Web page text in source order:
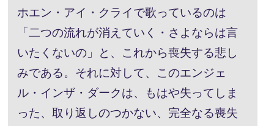
ホエン・アイ・クライで歌っているのは
「二つの流れが消えていく・さよならは言
いたくないの」と、これから喪失する悲し
みである。それに対して、このエンジェ
ル・インザ・ダークは、もはや失ってしま
った、取り返しのつかない、完全なる喪失